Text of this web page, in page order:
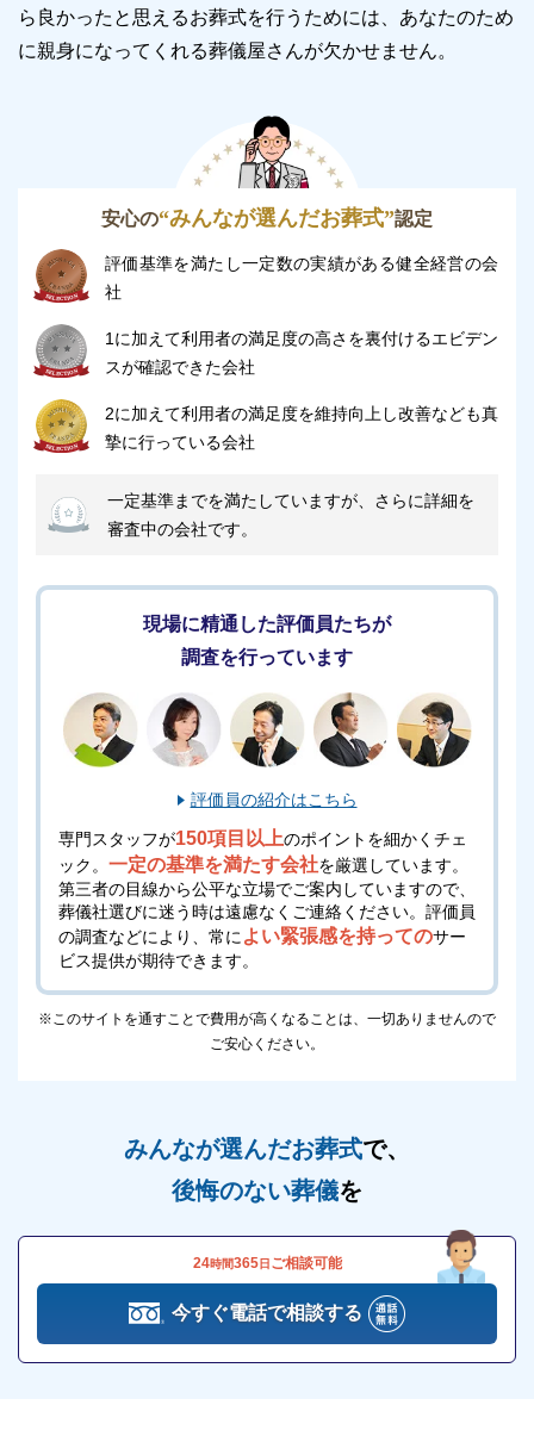
宅での安置が難しい場合にはご利用ください。
霊安室は愛川町民だけではなく、町外の方も利用でき
ただし、料金は町民と町外の方では異なるので、その
点は注意が必要です。
霊安室でお預かりできるご遺体は、一度に3体までで
す。
もしも霊安室が一杯になっていた場合には、その他の
※掲載情報は、葬儀事業者の公式サイトなど、一般公
開されている情報を参照し編集したものです。
変更等、修正が必要な際には、
愛川聖苑
ら良かったと思えるお葬式を行うためには、あなたのため
に親身になってくれる葬儀屋さんが欠かせません。
安心の“みんなが選んだお葬式”認定
評価基準を満たし一定数の実績がある健全経営の会
社
1に加えて利用者の満足度の高さを裏付けるエビデン
スが確認できた会社
2に加えて利用者の満足度を維持向上し改善なども真
摯に行っている会社
一定基準までを満たしていますが、さらに詳細を
審査中の会社です。
現場に精通した評価員たちが
調査を行っています
評価員の紹介はこちら
専門スタッフが150項目以上のポイントを細かくチェ
ック。 一定の基準を満たす会社を厳選しています。
第三者の目線から公平な立場でご案内していますので、
葬儀社選びに迷う時は遠慮なくご連絡ください。 評価員
の調査などにより、常に よい緊張感を持ってのサー
ビス提供が期待できます。
※このサイトを通すことで費用が高くなることは、一切ありませんので
ご安心ください。
みんなが選んだお葬式で、
後悔のない葬儀を
24時間365日 ご相談可能
今すぐ電話で相談する